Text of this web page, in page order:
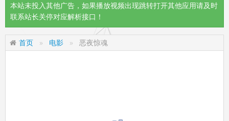
本站未投入其他广告，如果播放视频出现跳转打开其他应用请及时
联系站长关停对应解析接口！
首页 电影 恶夜惊魂